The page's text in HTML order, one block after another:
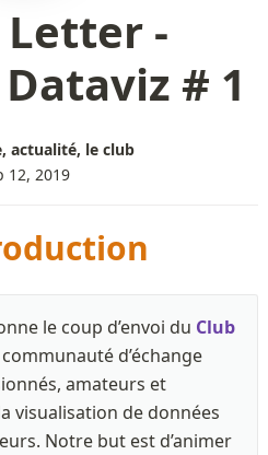
Letter -
# 1
actualité, le club
12, 2019
le coup d’envoi du Club
communauté d’échange
amateurs et
visualisation de données
Notre but est d’animer